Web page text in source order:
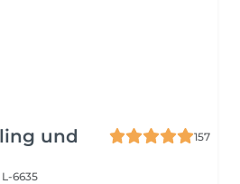
und
157
6635